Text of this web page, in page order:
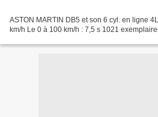
ASTON MARTIN DB5 et son 6 cyl. en ligne
km/h Le 0 à 100 km/h : 7,5 s 1021